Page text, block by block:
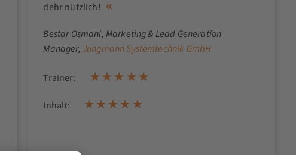
dehr nützlich!
Bestar Osmani, Marketing & Lead Generation
Manager, Jungmann Systemtechnik GmbH
Trainer:
Inhalt: